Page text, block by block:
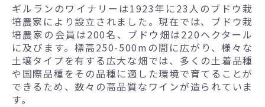
ギルランのワイナリーは1923年に23人のブドウ栽
培農家により設立されました。現在では、ブドウ栽
培農家の会員は200名、ブドウ畑は220ヘクタール
に及びます。標高250-500mの間に広がり、様々な
土壌タイプを有する広大な畑では、多くの土着品種
や国際品種をその品種に適した環境で育てることが
できるため、数々の高品質なワインが造られていま
す。